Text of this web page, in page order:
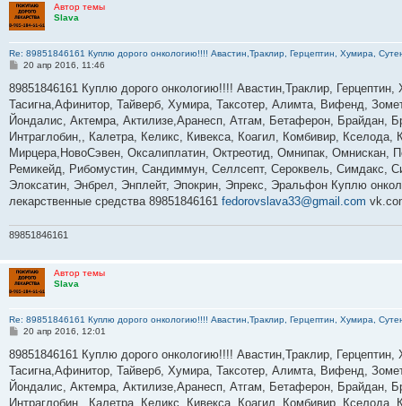
Автор темы
Slava
Re: 89851846161 Куплю дорого онкологию!!!! Авастин,Траклир, Герцептин, Хумира,
С
о
щ
е
и
е
20 апр 2016, 11:46
89851846161 Куплю дорого онкологию!!!! Авастин,Траклир,
Тасигна,Афинитор, Тайверб, Хумира, Таксотер, Алимта, Вифенд,
Йондалис, Актемра, Актилизе,Аранесп, Атгам, Бетаферон, Брайдан,
Интраглобин,, Калетра, Келикс, Кивекса, Коагил, Комбивир,
Мирцера,НовоСэвен, Оксалиплатин, Октреотид, Омнипак, Омнискан,
Ремикейд, Рибомустин, Сандиммун, Селлсепт, Сероквель, Симдакс,
Элоксатин, Энбрел, Энплейт, Эпокрин, Эпрекс, Эральфон Куплю
лекарственные средства 89851846161 fedorovslava33@gmail.com
89851846161
Автор темы
Slava
Re: 89851846161 Куплю дорого онкологию!!!! Авастин,Траклир, Герцептин, Хумира,
С
о
щ
е
20 апр 2016, 12:01
89851846161 Куплю дорого онкологию!!!! Авастин,Траклир,
Тасигна,Афинитор, Тайверб, Хумира, Таксотер, Алимта, Вифенд,
Йондалис, Актемра, Актилизе,Аранесп, Атгам, Бетаферон, Брайдан,
Интраглобин,, Калетра, Келикс, Кивекса, Коагил, Комбивир,